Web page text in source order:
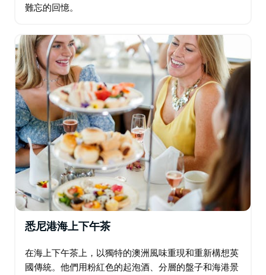
難忘的回憶。
悉尼港海上下午茶
在海上下午茶上，以獨特的澳洲風味重現和重新構想英
國傳統。他們用粉紅色的起泡酒、分層的盤子和海港景